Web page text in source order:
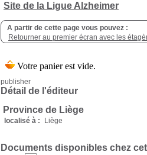
Site de la Ligue Alzheimer
A partir de cette page vous pouvez :
Retourner au premier écran avec les
publisher
Détail de l'éditeur
Province de Liège
localisé à : Liège
Documents disponibles chez